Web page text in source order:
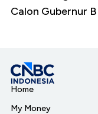
Calon Gubernur
Home
My Money